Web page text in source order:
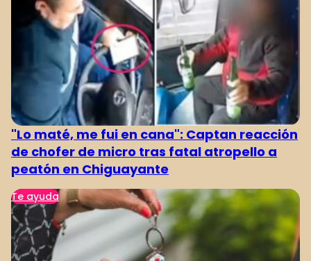
"Lo maté, me fui en cana": Captan reacción
de chofer de micro tras fatal atropello a
peatón en Chiguayante
Te ayuda